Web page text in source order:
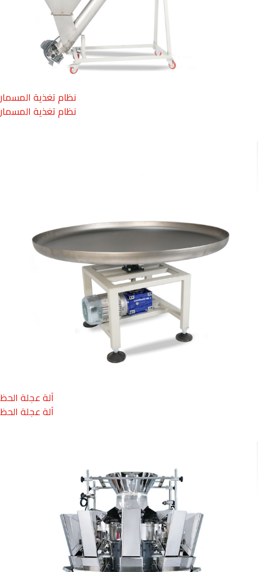
نظام تغذية المسمار
نظام تغذية المسمار
آلة عجلة الحظ
آلة عجلة الحظ